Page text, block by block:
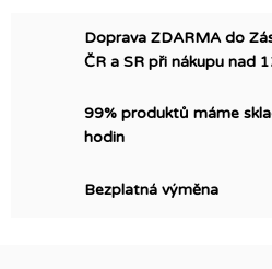
Doprava ZDARMA do
ČR a SR při nákupu nad
99% produktů máme
hodin
Bezplatná výměna